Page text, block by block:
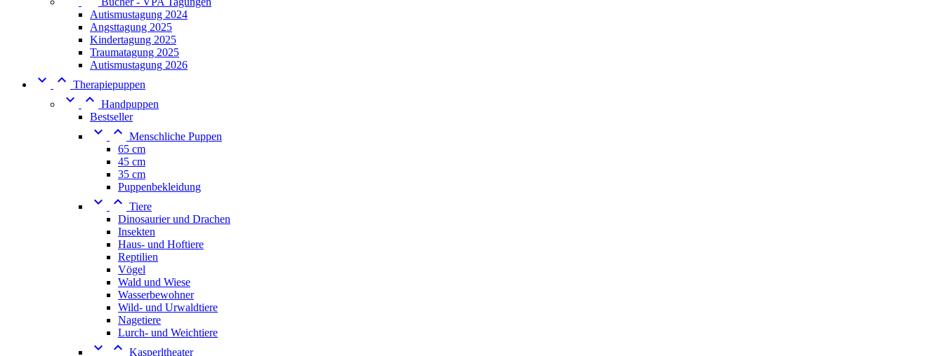
Autismustagung 2024
Angsttagung 2025
Kindertagung 2025
Traumatagung 2025
Autismustagung 2026
  Therapiepuppen
  Handpuppen
Bestseller
  Menschliche Puppen
65 cm
45 cm
35 cm
Puppenbekleidung
  Tiere
Dinosaurier und Drachen
Insekten
Haus- und Hoftiere
Reptilien
Vögel
Wald und Wiese
Wasserbewohner
Wild- und Urwaldtiere
Nagetiere
Lurch- und Weichtiere
  Kasperltheater